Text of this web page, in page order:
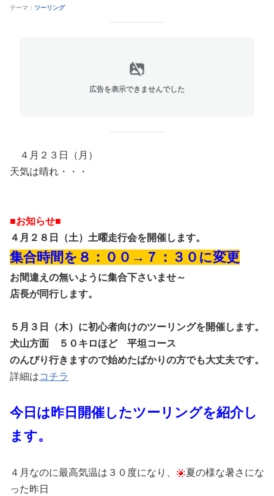
テーマ： ツーリング
広告を表示できませんでした
４月２３日（月）
天気は晴れ・・・
■お知らせ■
４月２８日（土）土曜走行会を開催します。
集合時間を８：００→７：３０に変更
お間違えの無いように集合下さいませ～
店長が同行します。
５月３日（木）に初心者向けのツーリングを開催します。
犬山方面 ５０キロほど 平坦コース
のんびり行きますので始めたばかりの方でも大丈夫です。
詳細はコチラ
今日は昨日開催したツーリングを紹介し
ます。
４月なのに最高気温は３０度になり、
夏の様な暑さにな
った昨日